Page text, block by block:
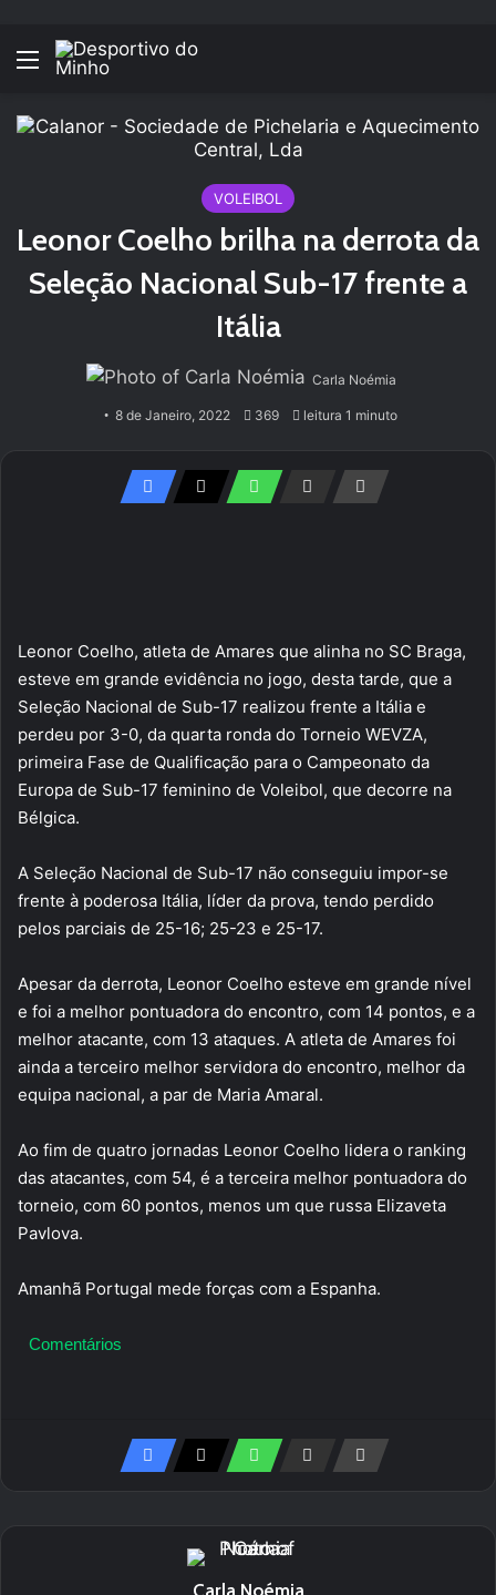
Menu
VOLEIBOL
Leonor Coelho brilha na derrota da
Seleção Nacional Sub-17 frente a
Itália
Carla Noémia
8 de Janeiro, 2022 369 leitura 1 minuto
Leonor Coelho, atleta de Amares que alinha no SC Braga,
esteve em grande evidência no jogo, desta tarde, que a
Seleção Nacional de Sub-17 realizou frente a Itália e
perdeu por 3-0, da quarta ronda do Torneio WEVZA,
primeira Fase de Qualificação para o Campeonato da
Europa de Sub-17 feminino de Voleibol, que decorre na
Bélgica.
A Seleção Nacional de Sub-17 não conseguiu impor-se
frente à poderosa Itália, líder da prova, tendo perdido
pelos parciais de 25-16; 25-23 e 25-17.
Apesar da derrota, Leonor Coelho esteve em grande nível
e foi a melhor pontuadora do encontro, com 14 pontos, e a
melhor atacante, com 13 ataques. A atleta de Amares foi
ainda a terceiro melhor servidora do encontro, melhor da
equipa nacional, a par de Maria Amaral.
Ao fim de quatro jornadas Leonor Coelho lidera o ranking
das atacantes, com 54, é a terceira melhor pontuadora do
torneio, com 60 pontos, menos um que russa Elizaveta
Pavlova.
Amanhã Portugal mede forças com a Espanha.
Comentários